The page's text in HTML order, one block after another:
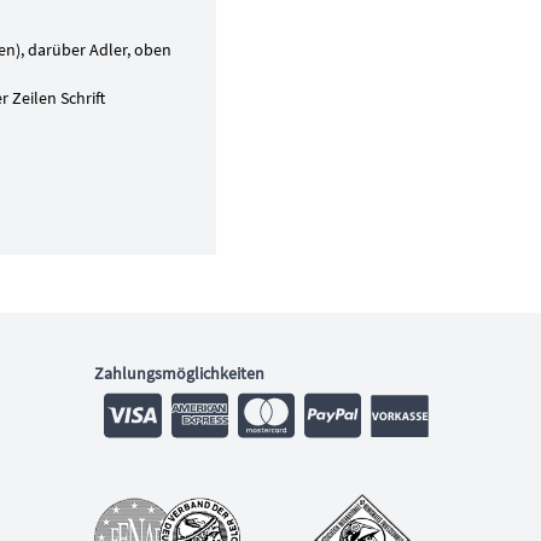
darüber Adler, oben
Zeilen Schrift
Zahlungsmöglichkeiten